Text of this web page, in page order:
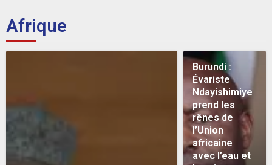
Afrique
Burundi :
Évariste
Ndayishimiye
prend les
rênes de
l’Union
africaine
avec l’eau et